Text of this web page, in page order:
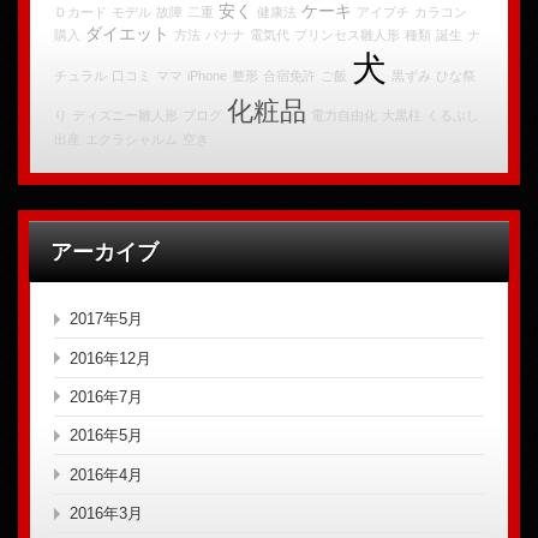
Ｄカード モデル 故障 二重 安く 健康法 ケーキ アイプチ
カラコン
購入
ダイエット 方法 バナナ 電気代 プリンセス雛人形 種類 誕生 ナ
チュラル 口コミ ママ iPhone 整形 合宿免許 ご飯 犬 黒ずみ ひな祭
り ディズニー雛人形 ブログ 化粧品 電力自由化 大黒柱
くるぶし
エクラシャルム 空き
アーカイブ
2017年5月
2016年12月
2016年7月
2016年5月
2016年4月
2016年3月